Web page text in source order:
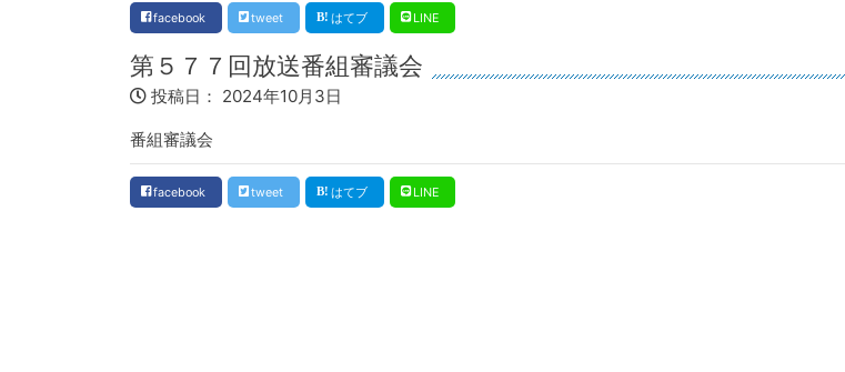
facebook tweet はてブ LINE
第５７７回放送番組審議会
投稿日： 2024年10月3日
番組審議会
facebook tweet はてブ LINE